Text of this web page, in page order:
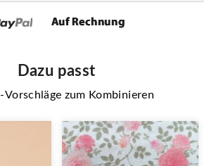
Dazu passt
Vorschläge zum Kombinieren